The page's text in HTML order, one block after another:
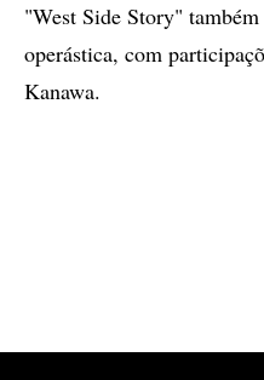
"West Side Story"
operástica, com
Kanawa.